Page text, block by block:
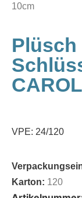
10cm
Plüsch
VPE: 24/120
Karton: 120